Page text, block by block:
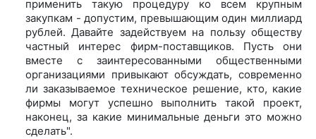
применить такую процедуру ко всем крупным
закупкам - допустим, превышающим один миллиард
рублей. Давайте задействуем на пользу обществу
частный интерес фирм-поставщиков. Пусть они
вместе с заинтересованными общественными
организациями привыкают обсуждать, современно
ли заказываемое техническое решение, кто, какие
фирмы могут успешно выполнить такой проект,
наконец, за какие минимальные деньги это можно
сделать".